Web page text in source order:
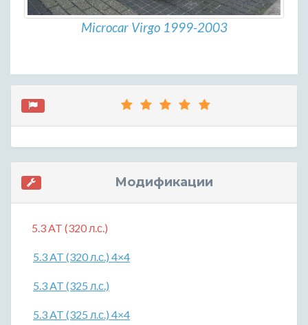
Microcar Virgo 1999-2003
Модификации
5.3 AT (320 л.с.)
5.3 AT (320 л.с.) 4×4
5.3 AT (325 л.с.)
5.3 AT (325 л.с.) 4×4